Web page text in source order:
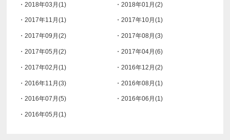
・2018年03月(1) ・2018年01月(2)
・2017年11月(1) ・2017年10月(1)
・2017年09月(2) ・2017年08月(3)
・2017年05月(2) ・2017年04月(6)
・2017年02月(1) ・2016年12月(2)
・2016年11月(3) ・2016年08月(1)
・2016年07月(5) ・2016年06月(1)
・2016年05月(1)